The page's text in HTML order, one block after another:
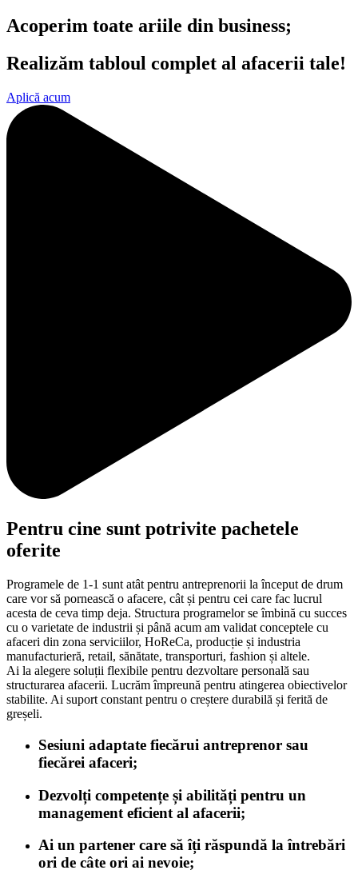
Acoperim toate ariile din business;
Realizăm tabloul complet al afacerii tale!
Aplică acum
Pentru cine sunt potrivite pachetele
oferite
Programele de 1-1 sunt atât pentru antreprenorii la început de drum
care vor să pornească o afacere, cât și pentru cei care fac lucrul
acesta de ceva timp deja. Structura programelor se îmbină cu succes
cu o varietate de industrii și până acum am validat conceptele cu
afaceri din zona serviciilor, HoReCa, producție și industria
manufacturieră, retail, sănătate, transporturi, fashion și altele.
Ai la alegere soluții flexibile pentru dezvoltare personală sau
structurarea afacerii. Lucrăm împreună pentru atingerea obiectivelor
stabilite. Ai suport constant pentru o creștere durabilă și ferită de
greșeli.
Sesiuni adaptate fiecărui antreprenor sau
fiecărei afaceri;
Dezvolți competențe și abilități pentru un
management eficient al afacerii;
Ai un partener care să îți răspundă la întrebări
ori de câte ori ai nevoie;